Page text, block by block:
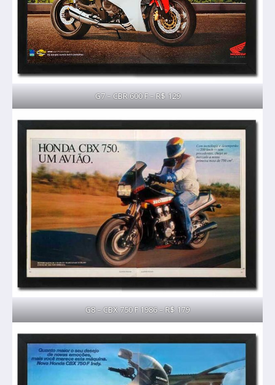
G7 – CBR 600 F – R$ 129
G8 – CBX 750 F 1986 – R$ 179